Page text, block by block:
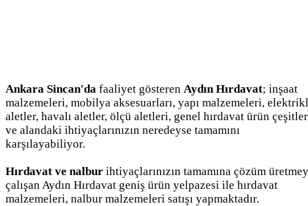
Ankara Sincan'da faaliyet gösteren Aydın Hırdavat; inşaat
malzemeleri, mobilya aksesuarları, yapı malzemeleri,
aletler, havalı aletler, ölçü aletleri, genel hırdavat ürün
ve alandaki ihtiyaçlarınızın neredeyse tamamını
karşılayabiliyor.
Hırdavat ve nalbur ihtiyaçlarınızın tamamına çözüm
çalışan Aydın Hırdavat geniş ürün yelpazesi ile hırdavat
malzemeleri, nalbur malzemeleri satışı yapmaktadır.